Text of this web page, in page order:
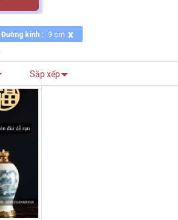
Đường kính : 9 cm x
Sắp xếp